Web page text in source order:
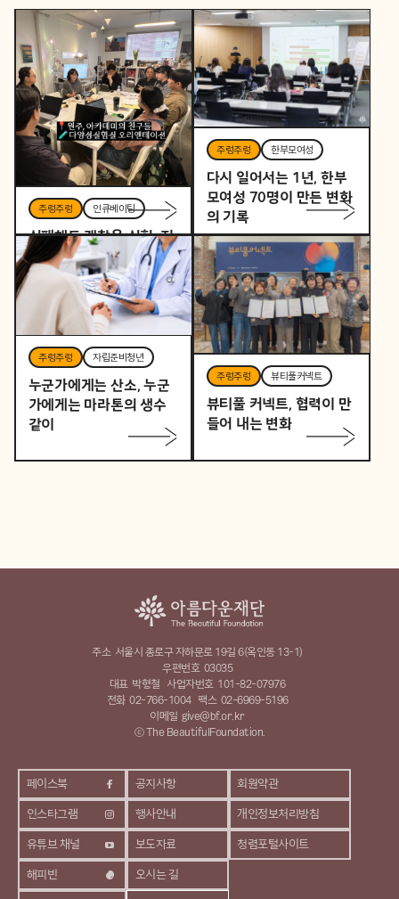
주렁주렁 인큐베이팅
실패해도 괜찮은 실험, 지
역을 바꾸는 작은 시작
주렁주렁 한부모여성
다시 일어서는 1년, 한부
모여성 70명이 만든 변화
의 기록
주렁주렁 자립준비청년
누군가에게는 산소, 누군
가에게는 마라톤의 생수
같이
주렁주렁 뷰티풀커넥트
뷰티풀 커넥트, 협력이 만
들어 내는 변화
페이스북
인스타그램
유튜브 채널
해피빈
공지사항
행사안내
보도자료
오시는 길
회원약관
개인정보처리방침
청렴포털사이트
주소 서울시 종로구 자하문로 19길 6(옥인동 13-1)
우편번호 03035
대표 박형철 사업자번호 101-82-07976
전화 02-766-1004 팩스 02-6969-5196
이메일 give@bf.or.kr
ⓒ The BeautifulFoundation.